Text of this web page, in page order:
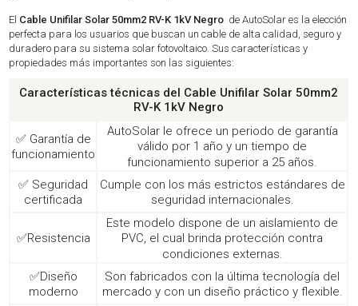
El Cable Unifilar Solar 50mm2 RV-K 1kV Negro de AutoSolar es la elección
perfecta para los usuarios que buscan un cable de alta calidad, seguro y
duradero para su sistema solar fotovoltaico. Sus características y
propiedades más importantes son las siguientes:
Características técnicas del Cable Unifilar Solar 50mm2
RV-K 1kV Negro
✅ Garantía de
funcionamiento
AutoSolar le ofrece un periodo de garantía
válido por 1 año y un tiempo de
funcionamiento superior a 25 años.
✅ Seguridad
certificada
Cumple con los más estrictos estándares de
seguridad internacionales.
✅Resistencia
Este modelo dispone de un aislamiento de
PVC, el cual brinda protección contra
condiciones externas.
✅Diseño
moderno
Son fabricados con la última tecnología del
mercado y con un diseño práctico y flexible.